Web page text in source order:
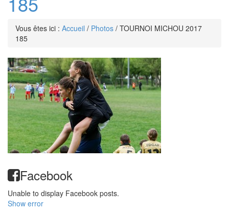
Vous êtes ici : Accueil / Photos / TOURNOI MICHOU 2017
185
Facebook
Unable to display Facebook posts.
Show error